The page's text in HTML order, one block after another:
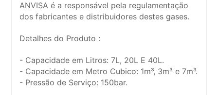
ANVISA é a responsável pela regulamentação
dos fabricantes e distribuidores destes gases.
Detalhes do Produto :
- Capacidade em Litros: 7L, 20L E 40L.
- Capacidade em Metro Cubico: 1m³, 3m³ e 7m³.
- Pressão de Serviço: 150bar.